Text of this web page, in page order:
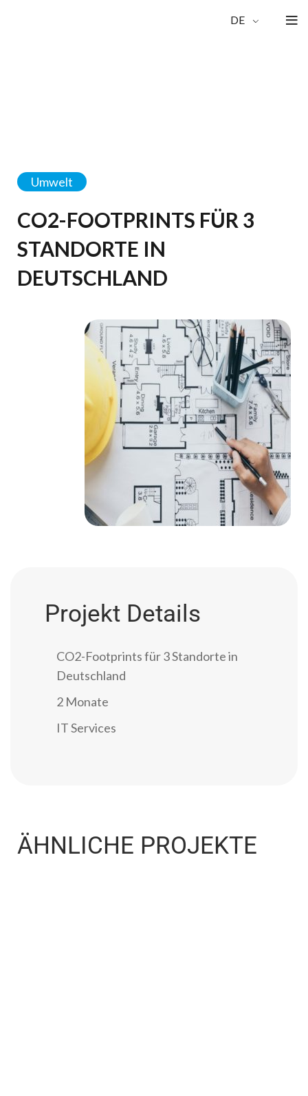
DE
Umwelt
CO2-FOOTPRINTS FÜR 3
STANDORTE IN
DEUTSCHLAND
Projekt Details
CO2-Footprints für 3 Standorte in
Deutschland
2 Monate
IT Services
ÄHNLICHE PROJEKTE